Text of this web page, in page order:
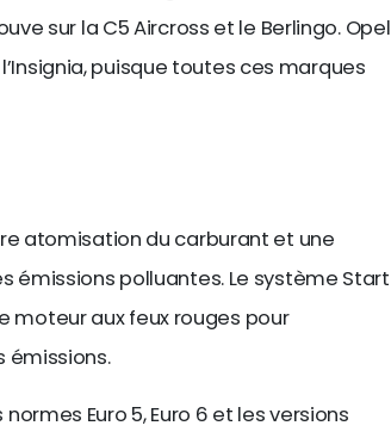
sur la C5 Aircross et le Berlingo. Opel
puisque toutes ces marques
atomisation du carburant et une
émissions polluantes. Le système Start
aux feux rouges pour
émissions.
Euro 5, Euro 6 et les versions